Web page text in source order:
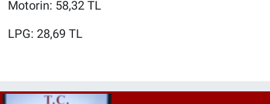
Motorin: 58,32 TL
LPG: 28,69 TL